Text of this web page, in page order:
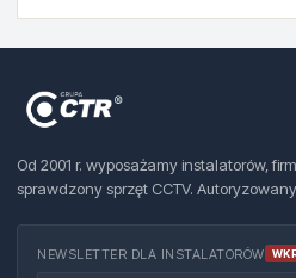
Od 2001 r. wyposażamy instalatorów,
sprawdzony sprzęt CCTV.
NEWSLETTER DLA INSTALATORÓW